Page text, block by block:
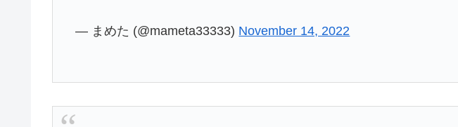
— まめた (@mameta33333) November 14, 2022